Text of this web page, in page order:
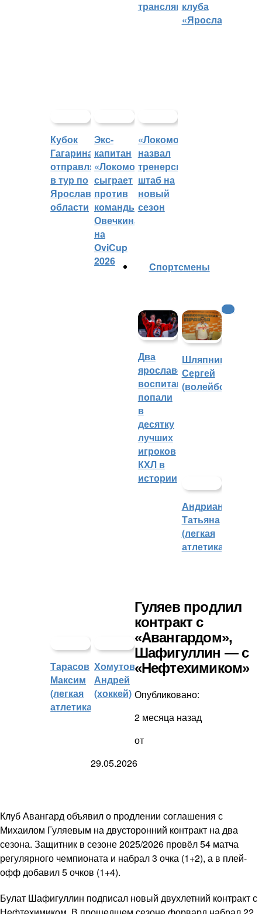
трансляцийклуба
«Ярославич»
Кубок
Гагарина
отправляется
в тур по
Ярославской
области
Экс-
капитан
«Локомотива»
сыграет
против
команды
Овечкина
на
OviCup
2026
«Локомотив»
назвал
тренерский
штаб на
новый
сезон
Cпортсмены
Два
ярославских
воспитанника
попали
в
десятку
лучших
игроков
КХЛ в
истории
Шляпников
Сергей
(волейбол)
Андрианова
Татьяна
(легкая
атлетика)
Тарасов
Максим
(легкая
атлетика)
Хомутов
Андрей
(хоккей)
КХЛ
Гуляев продлил
контракт с
«Авангардом»,
Шафигуллин — с
«Нефтехимиком»
Опубликовано:
2 месяца назад
от
29.05.2026
Клуб Авангард объявил о продлении соглашения с
Михаилом Гуляевым на двусторонний контракт на два
сезона. Защитник в сезоне 2025/2026 провёл 54 матча
регулярного чемпионата и набрал 3 очка (1+2), а в плей-
офф добавил 5 очков (1+4).
Булат Шафигуллин подписал новый двухлетний контракт с